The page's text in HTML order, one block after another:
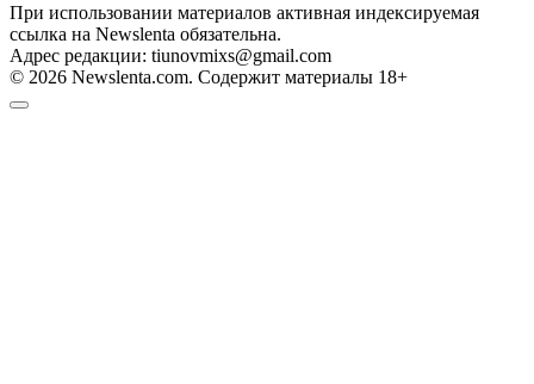
При использовании материалов активная индексируемая
ссылка на Newslenta обязательна.
Адрес редакции: tiunovmixs@gmail.com
© 2026 Newslenta.com. Содержит материалы 18+